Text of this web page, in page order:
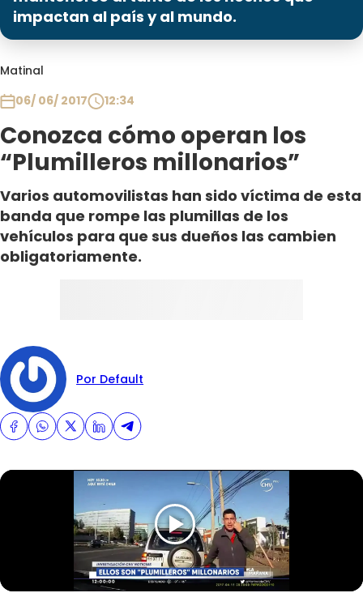
impactan al país y al mundo.
Matinal
06/ 06/ 2017
12:34
Conozca cómo operan los
“Plumilleros millonarios”
Varios automovilistas han sido víctima de esta
banda que rompe las plumillas de los
vehículos para que sus dueños las cambien
obligatoriamente.
Por Default
Programas
Club De La Comedia
Contigo en Directo
Plan Perfecto
El Tiempo
Sabingo
Todos Los Programas